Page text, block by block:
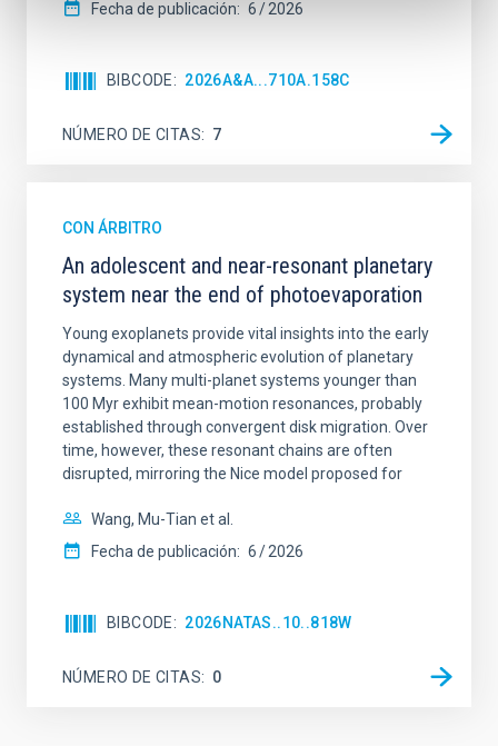
Fecha de publicación: 6 2026
BIBCODE 2026A&A...710A.158C
NÚMERO DE CITAS 7
CON ÁRBITRO
An adolescent and near-resonant planetary
system near the end of photoevaporation
Young exoplanets provide vital insights into the early
dynamical and atmospheric evolution of planetary
systems. Many multi-planet systems younger than
100 Myr exhibit mean-motion resonances, probably
established through convergent disk migration. Over
time, however, these resonant chains are often
disrupted, mirroring the Nice model proposed for
Wang, Mu-Tian et al.
Fecha de publicación: 6 2026
BIBCODE 2026NATAS..10..818W
NÚMERO DE CITAS 0